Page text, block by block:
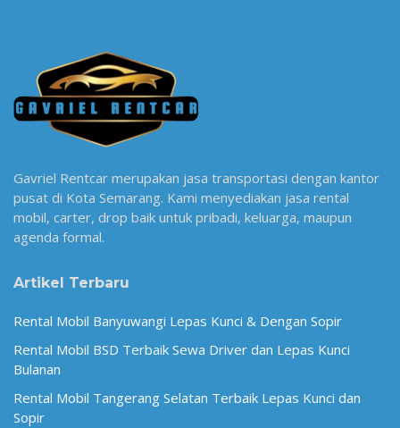
Gavriel Rentcar merupakan jasa transportasi dengan kantor
pusat di Kota Semarang. Kami menyediakan jasa rental
mobil, carter, drop baik untuk pribadi, keluarga, maupun
agenda formal.
Artikel Terbaru
Rental Mobil Banyuwangi Lepas Kunci & Dengan Sopir
Rental Mobil BSD Terbaik Sewa Driver dan Lepas Kunci
Bulanan
Rental Mobil Tangerang Selatan Terbaik Lepas Kunci dan
Sopir